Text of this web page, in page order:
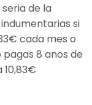
de la
si
cada mes o
8 anos de